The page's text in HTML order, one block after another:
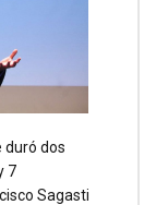
duró dos
7
Sagasti